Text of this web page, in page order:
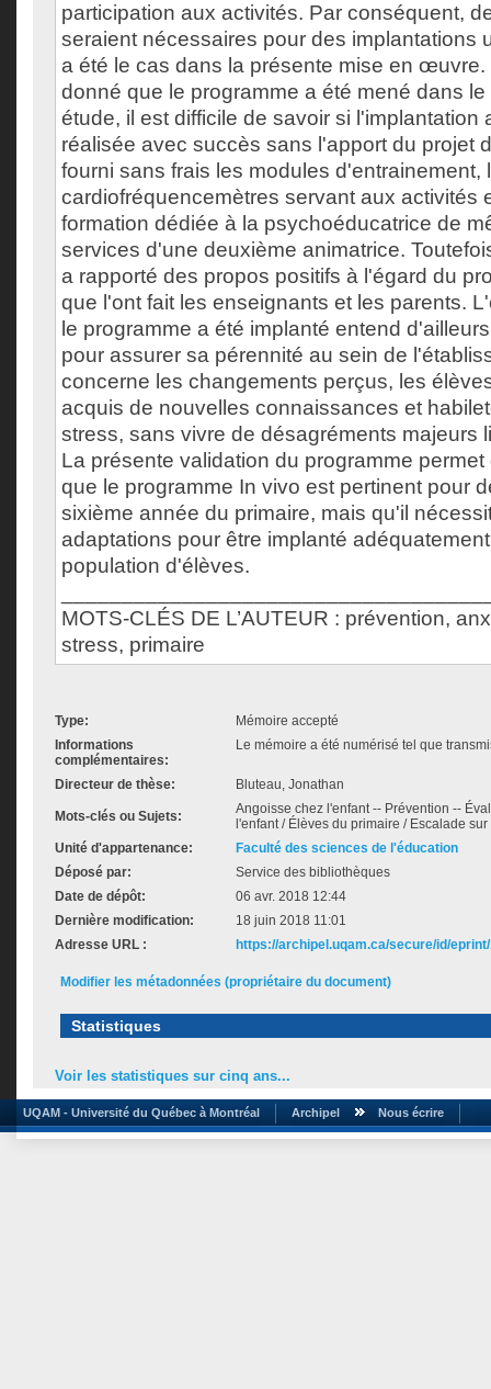
participation aux activités. Par conséquent,
seraient nécessaires pour des implantations
a été le cas dans la présente mise en œuvre.
donné que le programme a été mené dans
étude, il est difficile de savoir si l'implantation
réalisée avec succès sans l'apport du projet
fourni sans frais les modules d'entrainement,
cardiofréquencemètres servant aux activités
formation dédiée à la psychoéducatrice de
services d'une deuxième animatrice.
a rapporté des propos positifs à l'égard du
que l'ont fait les enseignants et les parents.
le programme a été implanté entend
pour assurer sa pérennité au sein de
concerne les changements perçus, les
acquis de nouvelles connaissances et
stress, sans vivre de désagréments majeurs
La présente validation du programme
que le programme In vivo est pertinent pour
sixième année du primaire, mais qu'il
adaptations pour être implanté
population d'élèves.
MOTS-CLÉS DE L’AUTEUR : prévention,
stress, primaire
Type:
Mémoire accepté
Informations
complémentaires:
Le mémoire a été numérisé tel que
Directeur de thèse: Bluteau, Jonathan
Mots-clés ou Sujets:
Angoisse chez l'enfant -- Prévention --
l'enfant / Élèves du primaire / Escalade
Unité d'appartenance:
Faculté des sciences de l'éducation
Déposé par:
Service des bibliothèques
Date de dépôt:
06 avr. 2018 12:44
Dernière modification:
18 juin 2018 11:01
Adresse URL :
https://archipel.uqam.ca/secure/id/eprint/
Modifier les métadonnées (propriétaire du document)
Statistiques
Voir les statistiques sur cinq ans...
UQAM - Université du Québec à Montréal Archipel Nous écrire